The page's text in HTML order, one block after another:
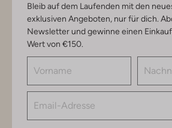
Bleib auf dem Laufenden mit den
exklusiven Angeboten, nur für dich.
Newsletter und gewinne einen
Wert von €150.